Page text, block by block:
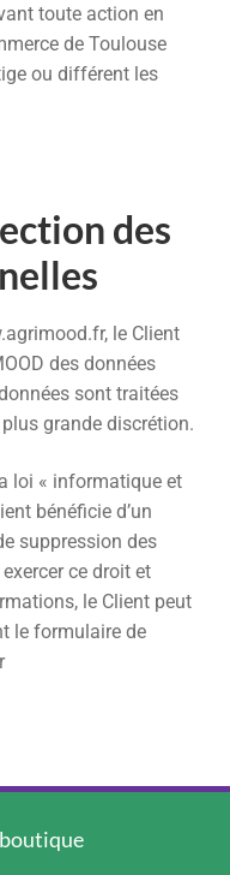
toute action en
de Toulouse
ou différent les
des
le Client
des données
sont traitées
grande discrétion.
loi « informatique et
bénéficie d’un
suppression des
ce droit et
le Client peut
le formulaire de